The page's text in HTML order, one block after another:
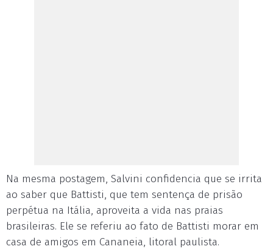
Na mesma postagem, Salvini confidencia que se irrita
ao saber que Battisti, que tem sentença de prisão
perpétua na Itália, aproveita a vida nas praias
brasileiras. Ele se referiu ao fato de Battisti morar em
casa de amigos em Cananeia, litoral paulista.